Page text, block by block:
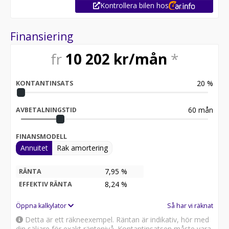
Kontrollera bilen hos
Finansiering
fr 10 202 kr/mån *
KONTANTINSATS 20 %
AVBETALNINGSTID 60 mån
FINANSMODELL
Annuitet Rak amortering
RÄNTA 7,95 %
EFFEKTIV RÄNTA 8,24 %
Öppna kalkylator Så har vi räknat
Detta är ett räkneexempel. Räntan är indikativ, hör med